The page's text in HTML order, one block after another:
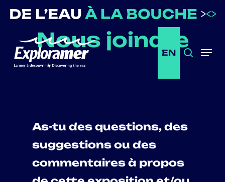
Passer
principal
EN Menu
Nous joindre
As-tu des questions, des
suggestions ou des
commentaires à propos